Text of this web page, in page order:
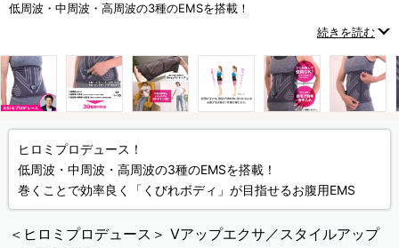
低周波・中周波・高周波の3種のEMSを搭載！
巻くことで効率良く「くびれボディ」が目指せるお腹用EMS続きを読む
ヒロミプロデュース！
低周波・中周波・高周波の3種のEMSを搭載！
巻くことで効率良く「くびれボディ」が目指せるお腹用EMS
＜ヒロミプロデュース＞ Vアップエクサ／スタイルアップ